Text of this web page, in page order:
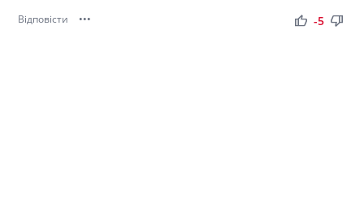
Відповісти ••• thumb_up thumb_down
-5